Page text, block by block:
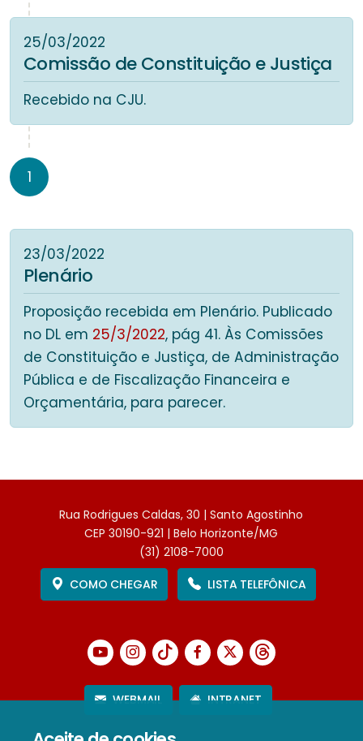
25/03/2022
Comissão de Constituição e Justiça
Recebido na CJU.
1
23/03/2022
Plenário
Proposição recebida em Plenário. Publicado
no DL em 25/3/2022, pág 41. Às Comissões
de Constituição e Justiça, de Administração
Pública e de Fiscalização Financeira e
Orçamentária, para parecer.
Rua Rodrigues Caldas, 30 | Santo Agostinho
CEP 30190-921 | Belo Horizonte/MG
(31) 2108-7000
COMO CHEGAR
LISTA TELEFÔNICA
WEBMAIL INTRANET